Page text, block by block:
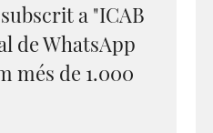
a "ICAB
de WhatsApp
més de 1.000